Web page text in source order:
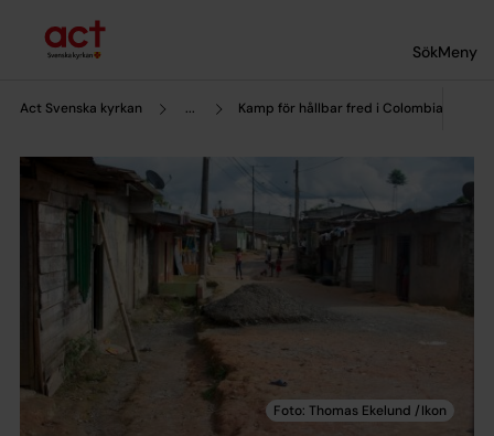
SökMeny
Act Svenska kyrkan ... Kamp för hållbar fred i Colombia